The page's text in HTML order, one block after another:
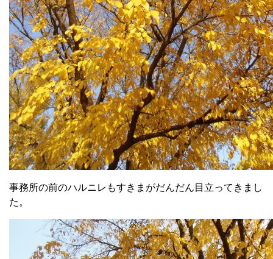
事務所の前のハルニレもすきまがだんだん目立ってきまし
た。